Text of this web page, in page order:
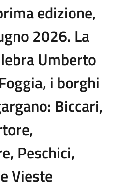
edizione,
2026. La
Umberto
i borghi
Biccari,
Peschici,
Vieste